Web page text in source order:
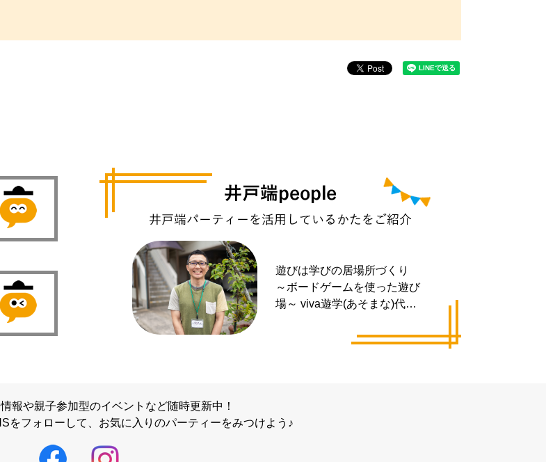
遊びは学びの居場所づくり
～ボードゲームを使った遊び
場～ viva遊学(あそまな)代表
報や親子参加型のイベントなど随時更新中！
をフォローして、
お気に入りのパーティーをみつけよう♪